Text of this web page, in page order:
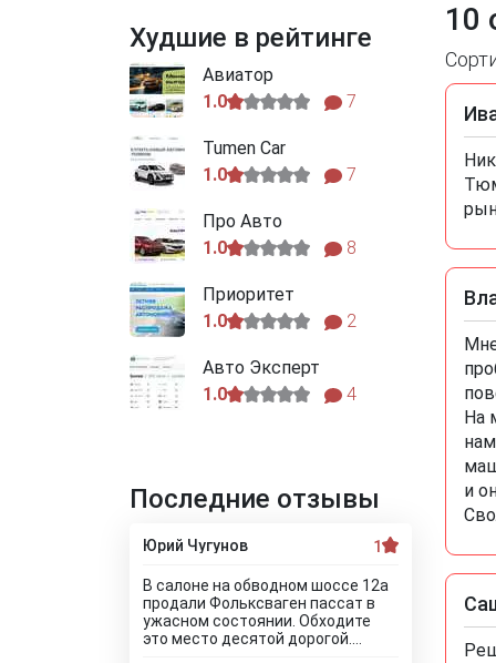
10
На
и
Худшие в рейтинге
Авиатор
1.0
7
Tumen Car
1.0
7
Про Авто
1.0
8
Приоритет
1.0
2
Авто Эксперт
1.0
4
Последние отзывы
Юрий Чугунов 1
В салоне на обводном шоссе 12а
продали Фольксваген пассат в
ужасном состоянии. Обходите
это место десятой дорогой.